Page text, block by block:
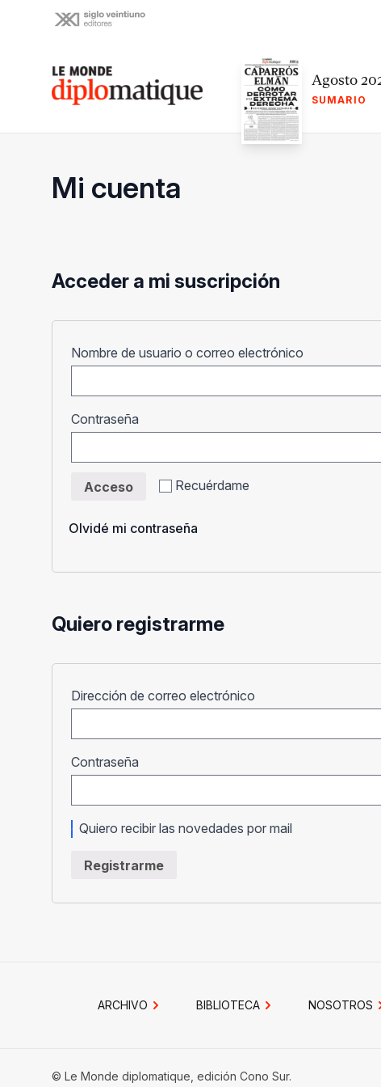
Le monde diplomatique Agosto
SUMARIO
Mi cuenta
Acceder a mi suscripción
Nombre de usuario o correo electrónico
Contraseña
Recuérdame
Acceso
Olvidé mi contraseña
Quiero registrarme
Dirección de correo electrónico
Contraseña
Quiero recibir las novedades por mail
Registrarme
ARCHIVO BIBLIOTECA NOSOTROS
© Le Monde diplomatique, edición Cono Sur.